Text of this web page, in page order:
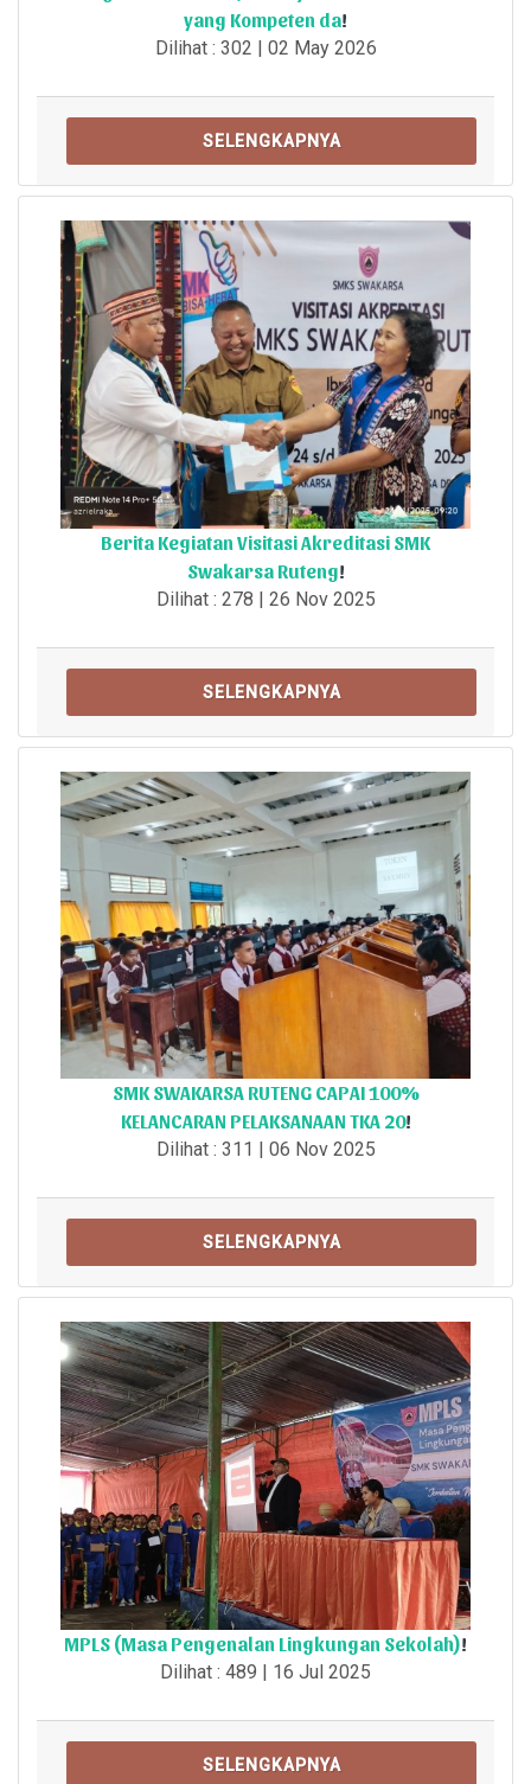
yang Kompeten da!
Dilihat : 302 | 02 May 2026
SELENGKAPNYA
Berita Kegiatan Visitasi Akreditasi SMK
Swakarsa Ruteng!
Dilihat : 278 | 26 Nov 2025
SELENGKAPNYA
SMK SWAKARSA RUTENG CAPAI 100%
KELANCARAN PELAKSANAAN TKA 20!
Dilihat : 311 | 06 Nov 2025
SELENGKAPNYA
MPLS (Masa Pengenalan Lingkungan Sekolah)!
Dilihat : 489 | 16 Jul 2025
SELENGKAPNYA